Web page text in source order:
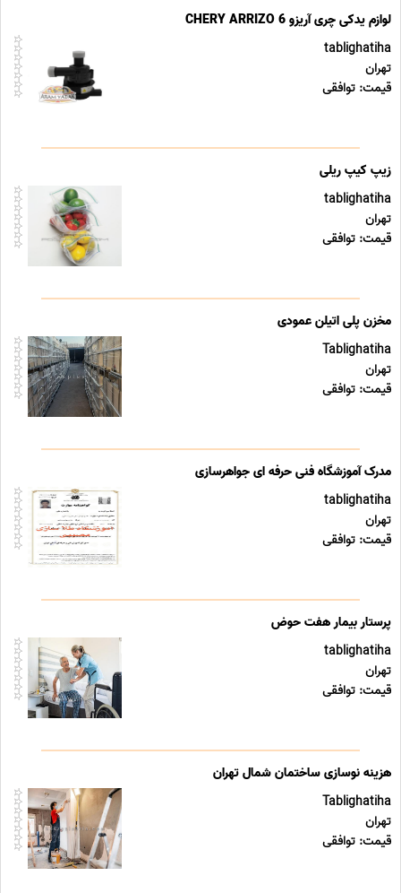
لوازم یدکی چری آریزو CHERY ARRIZO 6
tablighatiha
تهران
قیمت: توافقی
زیپ کیپ ریلی
tablighatiha
تهران
قیمت: توافقی
مخزن پلی اتیلن عمودی
Tablighatiha
تهران
قیمت: توافقی
مدرک آموزشگاه فنی حرفه ای جواهرسازی
tablighatiha
تهران
قیمت: توافقی
پرستار بیمار هفت حوض
tablighatiha
تهران
قیمت: توافقی
هزینه نوسازی ساختمان شمال تهران
Tablighatiha
تهران
قیمت: توافقی